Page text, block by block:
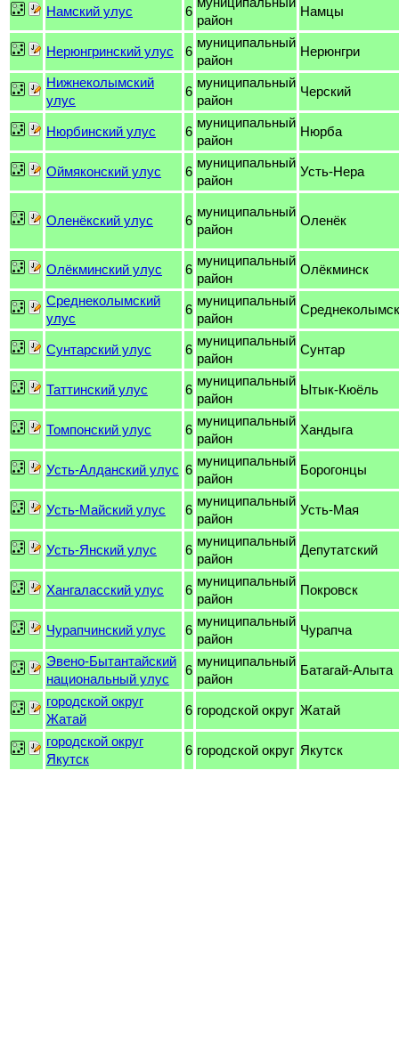
Намский улус 6
район
Намцы
Нерюнгринский улус 6
муниципальный
район
Нерюнгри
Нижнеколымский
улус
6
муниципальный
район
Черский
Нюрбинский улус 6
муниципальный
район
Нюрба
Оймяконский улус 6
муниципальный
район
Усть-Нера
Оленёкский улус 6
муниципальный
район
Оленёк
Олёкминский улус 6
муниципальный
район
Олёкминск
Среднеколымский
улус
6
муниципальный
район
Среднеколымск
Сунтарский улус 6
муниципальный
район
Сунтар
Таттинский улус 6
муниципальный
район
Ытык-Кюёль
Томпонский улус 6
муниципальный
район
Хандыга
Усть-Алданский улус 6
муниципальный
район
Борогонцы
Усть-Майский улус 6
муниципальный
район
Усть-Мая
Усть-Янский улус 6
муниципальный
район
Депутатский
Хангаласский улус 6
муниципальный
район
Покровск
Чурапчинский улус 6
муниципальный
район
Чурапча
Эвено-Бытантайский
национальный улус
6
муниципальный
район
Батагай-Алыта
городской округ
Жатай
6 городской округ Жатай
городской округ
Якутск
6 городской округ Якутск